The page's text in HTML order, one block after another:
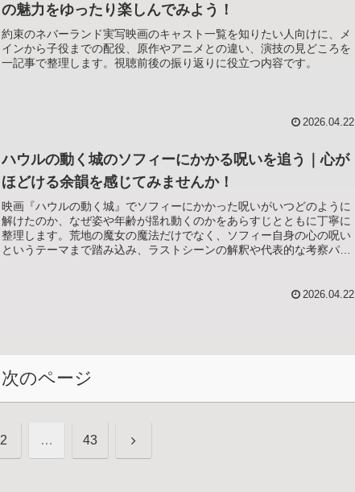
の魅力をゆったり楽しんでみよう！
約束のネバーランド実写映画のキャスト一覧を知りたい人向けに、メ
インから子役までの配役、原作やアニメとの違い、演技の見どころを
一記事で整理します。視聴前後の振り返りに役立つ内容です。
2026.04.22
ハウルの動く城のソフィーにかかる呪いを追う｜心が
ほどける余韻を感じてみませんか！
映画『ハウルの動く城』でソフィーにかかった呪いがいつどのように
解けたのか、なぜ姿や年齢が揺れ動くのかをあらすじとともに丁寧に
整理します。荒地の魔女の魔法だけでなく、ソフィー自身の心の呪い
というテーマまで踏み込み、ラストシーンの解釈や代表的な考察パタ
2026.04.22
次のページ
2 … 43 次